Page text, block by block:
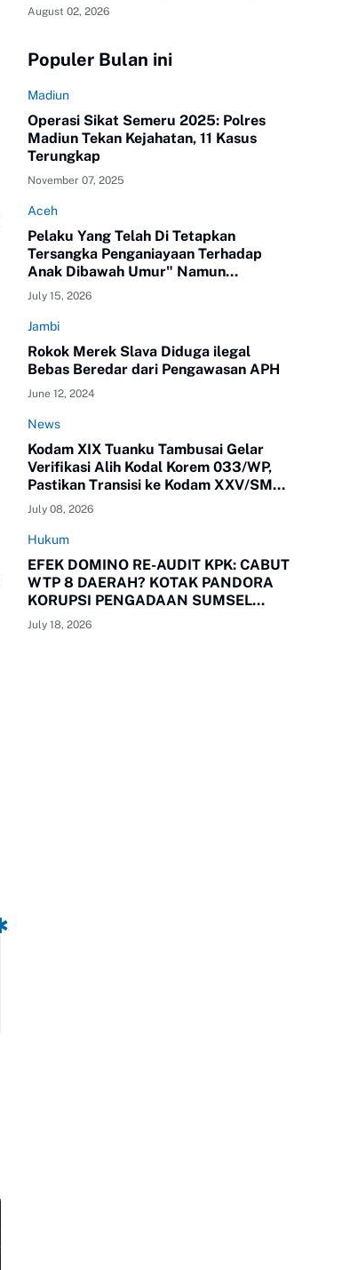
August 02, 2026
Populer Bulan ini
Madiun
Operasi Sikat Semeru 2025: Polres
Madiun Tekan Kejahatan, 11 Kasus
Terungkap
November 07, 2025
Aceh
Pelaku Yang Telah Di Tetapkan
Tersangka Penganiayaan Terhadap
Anak Dibawah Umur" Namun
Melenggang Bebas Keluar Dari Polres
ATAM
July 15, 2026
Jambi
Rokok Merek Slava Diduga ilegal
Bebas Beredar dari Pengawasan APH
June 12, 2024
News
Kodam XIX Tuanku Tambusai Gelar
Verifikasi Alih Kodal Korem 033/WP,
Pastikan Transisi ke Kodam XXV/SMR
Berjalan Optimal
July 08, 2026
Hukum
EFEK DOMINO RE-AUDIT KPK: CABUT
WTP 8 DAERAH? KOTAK PANDORA
KORUPSI PENGADAAN SUMSEL
RESMI TERBUKA!
July 18, 2026